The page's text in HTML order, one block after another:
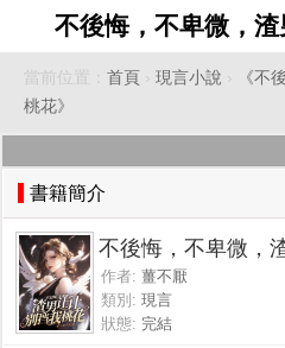
不後悔，不卑微，
當前位置： 首頁 › 現言小說 ›
《不
桃花》
書籍簡介
不後悔，不卑微，
作者: 薑不厭
類別: 現言
狀態: 完結